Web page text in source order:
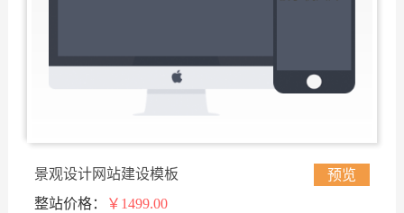
景观设计网站建设模板
预览
整站价格：
￥1499.00